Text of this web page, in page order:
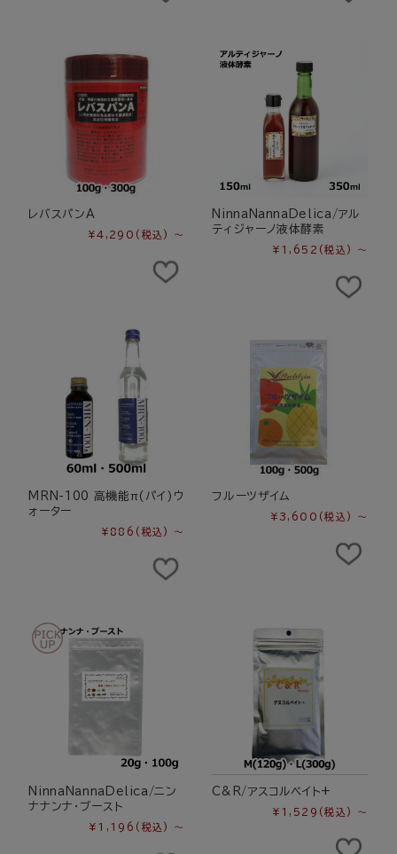
レバスパンA
¥4,290 (税込) ～
NinnaNannaDelica/アル
ティジャーノ液体酵素
¥1,652 (税込) ～
MRN-100 高機能π(パイ)ウ
ォーター
¥886 (税込) ～
フルーツザイム
¥3,600 (税込) ～
NinnaNannaDelica/ニン
ナナンナ・ブースト
¥1,196 (税込) ～
C&R/アスコルベイト+
¥1,529 (税込) ～